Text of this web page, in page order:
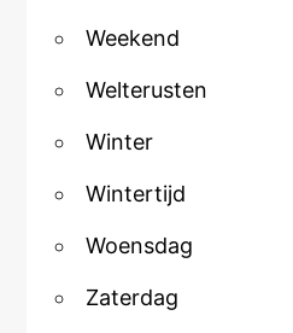
Weekend
Welterusten
Winter
Wintertijd
Woensdag
Zaterdag